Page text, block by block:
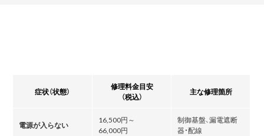
症状（状態）
修理料金目安
（税込）
主な修理箇所
電源が入らない
16,500円～
66,000円
制御基盤、漏電遮断
器・配線